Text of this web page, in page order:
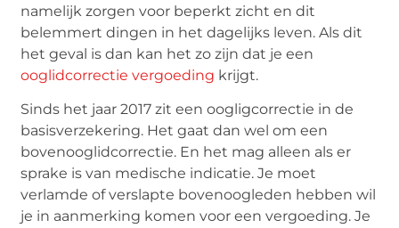
namelijk zorgen voor beperkt zicht en dit
belemmert dingen in het dagelijks leven. Als dit
het geval is dan kan het zo zijn dat je een
ooglidcorrectie vergoeding krijgt.
Sinds het jaar 2017 zit een oogligcorrectie in de
basisverzekering. Het gaat dan wel om een
bovenooglidcorrectie. En het mag alleen als er
sprake is van medische indicatie. Je moet
verlamde of verslapte bovenoogleden hebben wil
je in aanmerking komen voor een vergoeding. Je